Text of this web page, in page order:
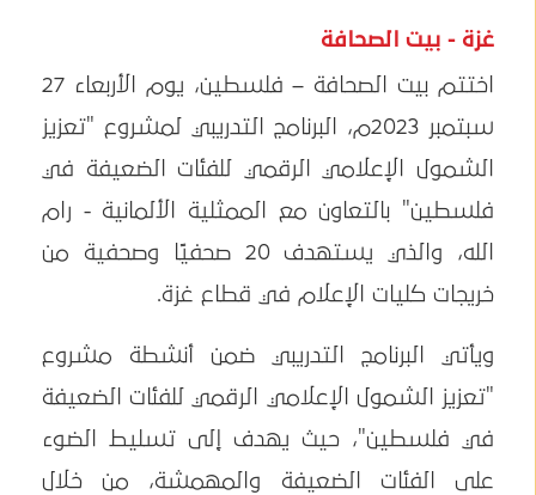
غزة - بيت الصحافة
اختتم بيت الصحافة – فلسطين، يوم الأربعاء 27
سبتمبر 2023م، البرنامج التدريبي لمشروع "تعزيز
الشمول الإعلامي الرقمي للفئات الضعيفة في
فلسطين" بالتعاون مع الممثلية الألمانية - رام
الله، والذي يستهدف 20 صحفيًا وصحفية من
خريجات كليات الإعلام في قطاع غزة.
ويأتي البرنامج التدريبي ضمن أنشطة مشروع
"تعزيز الشمول الإعلامي الرقمي للفئات الضعيفة
في فلسطين"، حيث يهدف إلى تسليط الضوء
على الفئات الضعيفة والمهمشة، من خلال